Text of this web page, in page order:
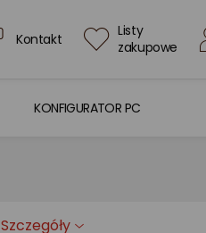
Kontakt
Listy
zakupowe
KONFIGURATOR PC
Szczegóły